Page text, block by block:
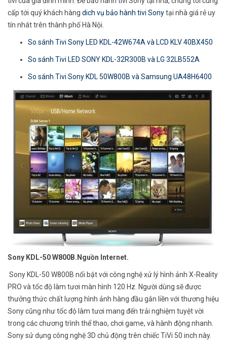
cấp tới quý khách hàng dich vụ bảo hành tivi Sonytại nhà giá rẻ uy
tín nhát trên thành phố Hà Nội.
So sánh Tivi Sony LED KDL-42W674A và LCD KLV 40BX450
So sánh Tivi LED SONY KDL-32R300B và LG 32LB552A
So sánh Tivi Sony KDL 50W800B và Samsung UA48H6400
Sony KDL-50 W800B.Nguồn Internet.
Sony KDL-50 W800B nổi bật với công nghệ xử lý hình ảnh X-Reality
PRO và tốc độ làm tươi màn hình 120 Hz. Người dùng sẽ được
thưởng thức chất lượng hình ảnh hàng đầu gắn liền với thương hiệu
Sony cũng như tốc độ làm tươi mang đến trải nghiệm tuyệt vời
trong các chương trình thể thao, chơi game, và hành động nhanh.
Sony sử dụng công nghệ 3D chủ động trên chiếc TiVi 50 inch này.